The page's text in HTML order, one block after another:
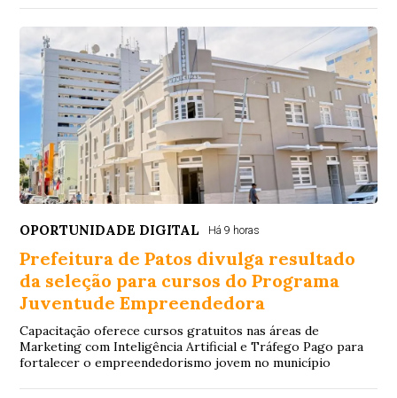
OPORTUNIDADE DIGITAL Há 9 horas
Prefeitura de Patos divulga resultado
da seleção para cursos do Programa
Juventude Empreendedora
Capacitação oferece cursos gratuitos nas áreas de
Marketing com Inteligência Artificial e Tráfego Pago para
fortalecer o empreendedorismo jovem no município